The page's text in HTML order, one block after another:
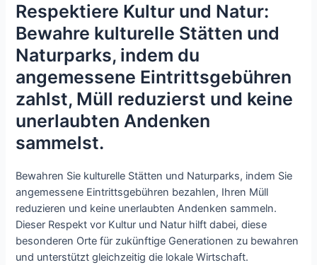
Respektiere Kultur und Natur:
Bewahre kulturelle Stätten und
Naturparks, indem du
angemessene Eintrittsgebühren
zahlst, Müll reduzierst und keine
unerlaubten Andenken
sammelst.
Bewahren Sie kulturelle Stätten und Naturparks, indem Sie
angemessene Eintrittsgebühren bezahlen, Ihren Müll
reduzieren und keine unerlaubten Andenken sammeln.
Dieser Respekt vor Kultur und Natur hilft dabei, diese
besonderen Orte für zukünftige Generationen zu bewahren
und unterstützt gleichzeitig die lokale Wirtschaft.